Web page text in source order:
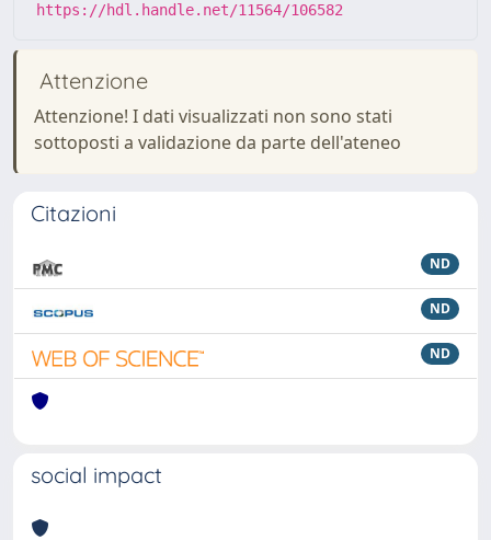
https://hdl.handle.net/11564/106582
Attenzione
Attenzione! I dati visualizzati non sono stati
sottoposti a validazione da parte dell'ateneo
Citazioni
ND
ND
ND
social impact